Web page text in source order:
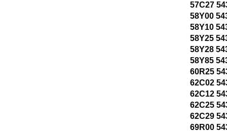
57C27
58Y00
58Y10
58Y25
58Y28
58Y85
60R25
62C02
62C12
62C25
62C29
69R00